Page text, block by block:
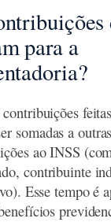
para a
somadas a outras
ao INSS
contribuinte
Esse tempo é